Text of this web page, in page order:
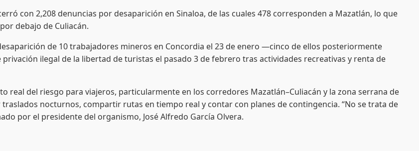
con 2,208 denuncias por desaparición en Sinaloa, de las cuales 478 corresponden a Mazatlán, lo que
debajo de Culiacán.
de 10 trabajadores mineros en Concordia el 23 de enero —cinco de ellos posteriormente
ilegal de la libertad de turistas el pasado 3 de febrero tras actividades recreativas y renta de
real del riesgo para viajeros, particularmente en los corredores Mazatlán–Culiacán y la zona serrana de
nocturnos, compartir rutas en tiempo real y contar con planes de contingencia. “No se trata de
por el presidente del organismo, José Alfredo García Olvera.